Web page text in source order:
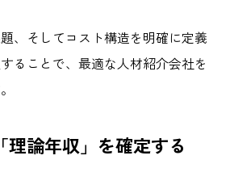
、そしてコスト構造を明確に定義
ることで、最適な人材紹介会社を
理論年収」を確定する